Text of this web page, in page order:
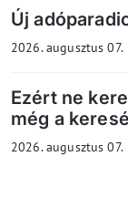
Új
2026. augusztus 07.
Ezért ne
még a
2026. augusztus 07.